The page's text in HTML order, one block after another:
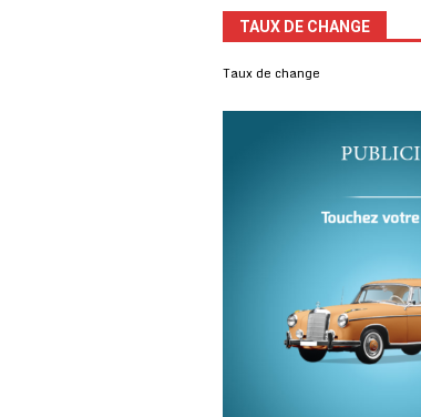
TAUX DE CHANGE
Taux de change